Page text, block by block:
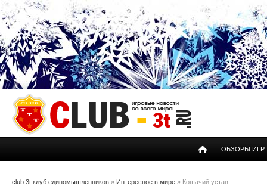
ОБЗОРЫ ИГР
club 3t клуб единомышленников » Интересное в мире » Кошачий устав